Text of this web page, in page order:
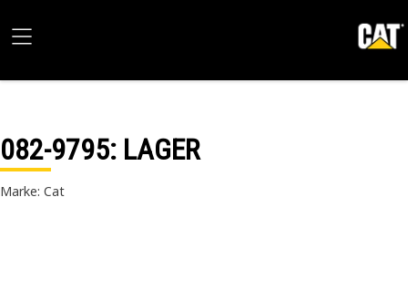
082-9795: LAGER
Marke: Cat